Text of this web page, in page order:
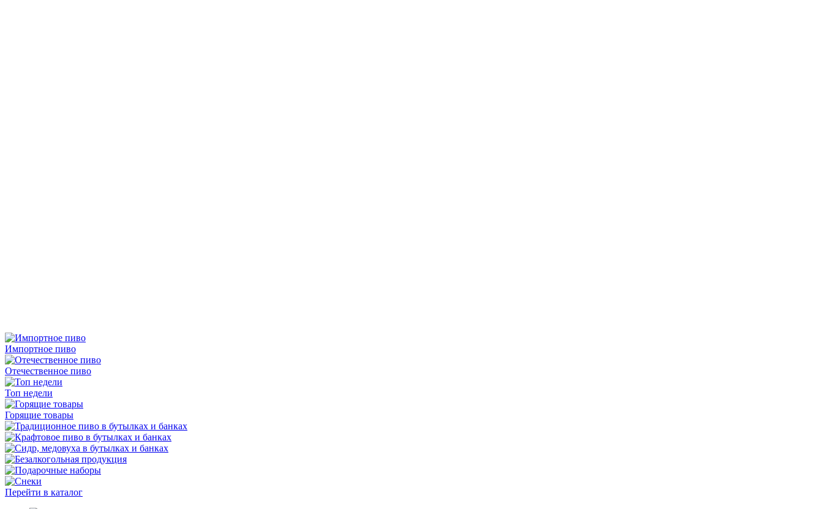
Импортное пиво
Отечественное пиво
Топ недели
Горящие товары
Перейти в каталог